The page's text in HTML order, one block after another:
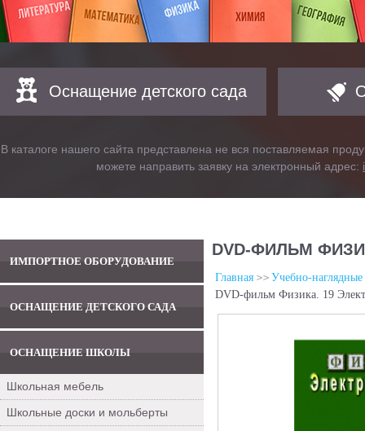
Оснащение детского сада
В каталоге нашего сайта представлена не вся поставляемая
можете направить заявку на электронный адрес:
ИМПОРТНОЕ ОБОРУДОВАНИЕ
ОСНАЩЕНИЕ ДЕТСКОГО САДА
ОСНАЩЕНИЕ ШКОЛЫ
Школьная мебель
Школьные доски и мольберты
DVD-ФИЛЬМ
Главная
Учебно-
DVD-фильм Физика. 19